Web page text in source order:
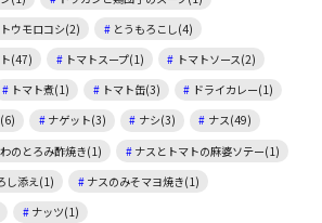
トウモロコシ(2)
とうもろこし(4)
(47) トマトスープ(1)
トマトソース(2)
トマト煮(1) トマト缶(3)
ドライカレー(1)
ナゲット(3) ナシ(3)
ナス(49)
のとろみ酢焼き(1)
ナスとトマトの麻婆ソテー(1)
し添え(1)
ナスのみそマヨ焼き(1)
ナッツ(1)